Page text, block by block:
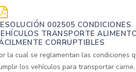
002505 CONDICIONES
TRANSPORTE
CORRUPTIBLES
la cual se reglamentan las condiciones
los vehículos para transportar